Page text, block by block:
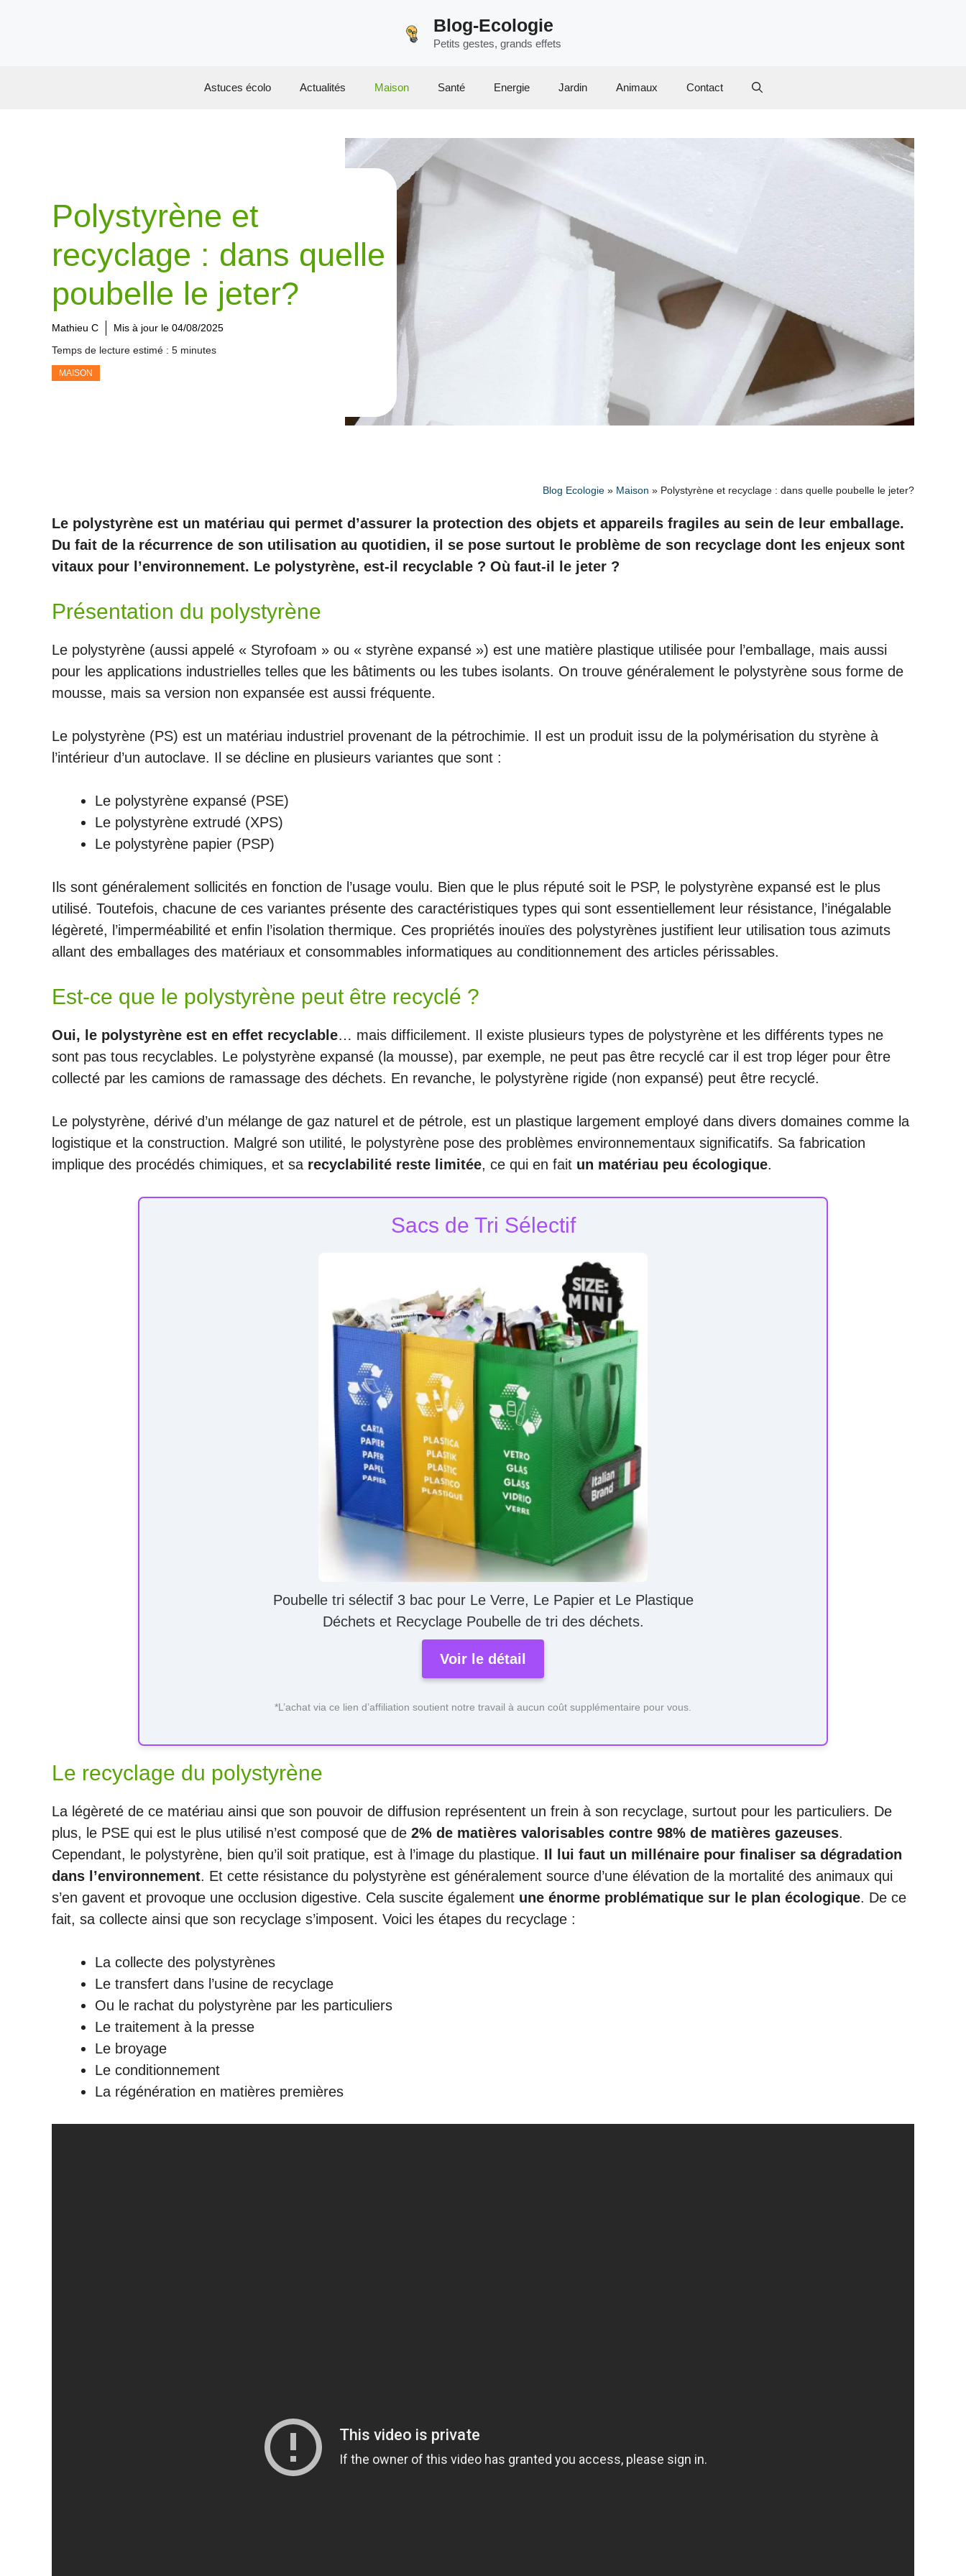
Blog-Ecologie
Petits gestes, grands effets
Astuces écolo Actualités Maison Santé Energie Jardin Animaux Contact
Polystyrène et
recyclage : dans quelle
poubelle le jeter?
Mathieu C Mis à jour le 04/08/2025
Temps de lecture estimé : 5 minutes
MAISON
Blog Ecologie » Maison » Polystyrène et recyclage : dans quelle poubelle le jeter?
Le polystyrène est un matériau qui permet d’assurer la protection des objets et appareils fragiles au sein de leur emballage.
Du fait de la récurrence de son utilisation au quotidien, il se pose surtout le problème de son recyclage dont les enjeux sont
vitaux pour l’environnement. Le polystyrène, est-il recyclable ? Où faut-il le jeter ?
Présentation du polystyrène
Le polystyrène (aussi appelé « Styrofoam » ou « styrène expansé ») est une matière plastique utilisée pour l’emballage, mais aussi
pour les applications industrielles telles que les bâtiments ou les tubes isolants. On trouve généralement le polystyrène sous forme de
mousse, mais sa version non expansée est aussi fréquente.
Le polystyrène (PS) est un matériau industriel provenant de la pétrochimie. Il est un produit issu de la polymérisation du styrène à
l’intérieur d’un autoclave. Il se décline en plusieurs variantes que sont :
Le polystyrène expansé (PSE)
Le polystyrène extrudé (XPS)
Le polystyrène papier (PSP)
Ils sont généralement sollicités en fonction de l’usage voulu. Bien que le plus réputé soit le PSP, le polystyrène expansé est le plus
utilisé. Toutefois, chacune de ces variantes présente des caractéristiques types qui sont essentiellement leur résistance, l’inégalable
légèreté, l’imperméabilité et enfin l’isolation thermique. Ces propriétés inouïes des polystyrènes justifient leur utilisation tous azimuts
allant des emballages des matériaux et consommables informatiques au conditionnement des articles périssables.
Est-ce que le polystyrène peut être recyclé ?
Oui, le polystyrène est en effet recyclable… mais difficilement. Il existe plusieurs types de polystyrène et les différents types ne
sont pas tous recyclables. Le polystyrène expansé (la mousse), par exemple, ne peut pas être recyclé car il est trop léger pour être
collecté par les camions de ramassage des déchets. En revanche, le polystyrène rigide (non expansé) peut être recyclé.
Le polystyrène, dérivé d’un mélange de gaz naturel et de pétrole, est un plastique largement employé dans divers domaines comme la
logistique et la construction. Malgré son utilité, le polystyrène pose des problèmes environnementaux significatifs. Sa fabrication
implique des procédés chimiques, et sa recyclabilité reste limitée, ce qui en fait un matériau peu écologique.
Sacs de Tri Sélectif
Poubelle tri sélectif 3 bac pour Le Verre, Le Papier et Le Plastique
Déchets et Recyclage Poubelle de tri des déchets.
Voir le détail
*L’achat via ce lien d’affiliation soutient notre travail à aucun coût supplémentaire pour vous.
Le recyclage du polystyrène
La légèreté de ce matériau ainsi que son pouvoir de diffusion représentent un frein à son recyclage, surtout pour les particuliers. De
plus, le PSE qui est le plus utilisé n’est composé que de 2% de matières valorisables contre 98% de matières gazeuses.
Cependant, le polystyrène, bien qu’il soit pratique, est à l’image du plastique. Il lui faut un millénaire pour finaliser sa dégradation
dans l’environnement. Et cette résistance du polystyrène est généralement source d’une élévation de la mortalité des animaux qui
s’en gavent et provoque une occlusion digestive. Cela suscite également une énorme problématique sur le plan écologique. De ce
fait, sa collecte ainsi que son recyclage s’imposent. Voici les étapes du recyclage :
La collecte des polystyrènes
Le transfert dans l’usine de recyclage
Ou le rachat du polystyrène par les particuliers
Le traitement à la presse
Le broyage
Le conditionnement
La régénération en matières premières